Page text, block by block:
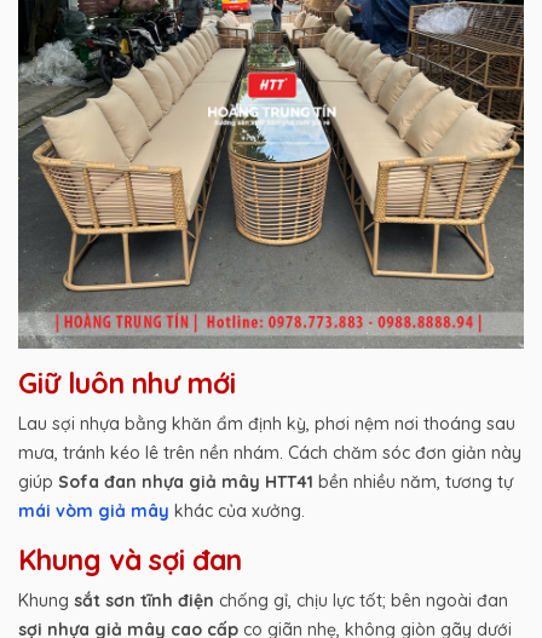
Giữ luôn như mới
Lau sợi nhựa bằng khăn ẩm định kỳ, phơi nệm nơi thoáng sau
mưa, tránh kéo lê trên nền nhám. Cách chăm sóc đơn giản này
giúp Sofa đan nhựa giả mây HTT41 bền nhiều năm, tương tự
mái vòm giả mây khác của xưởng.
Khung và sợi đan
Khung sắt sơn tĩnh điện chống gỉ, chịu lực tốt; bên ngoài đan
sợi nhựa giả mây cao cấp co giãn nhẹ, không giòn gãy dưới